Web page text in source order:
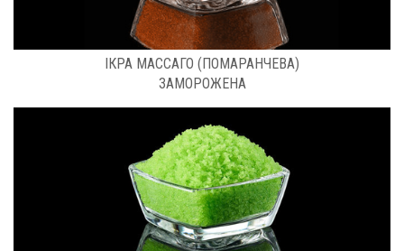
РОЗФАСОВКА: 0.5 КГ
ІКРА МАССАГО (ПОМАРАНЧЕВА)
ЗАМОРОЖЕНА